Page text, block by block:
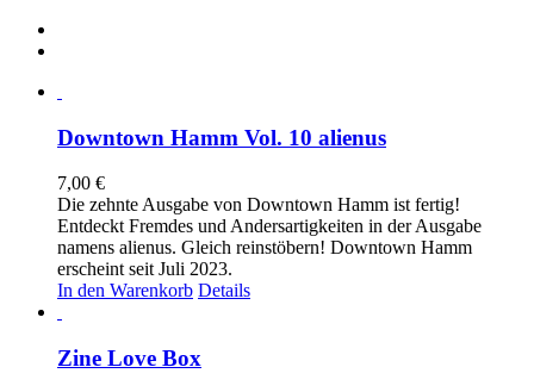
Downtown Hamm Vol. 10 alienus
7,00 €
Die zehnte Ausgabe von Downtown Hamm ist fertig!
Entdeckt Fremdes und Andersartigkeiten in der Ausgabe
namens alienus. Gleich reinstöbern! Downtown Hamm
erscheint seit Juli 2023.
In den Warenkorb Details
Zine Love Box